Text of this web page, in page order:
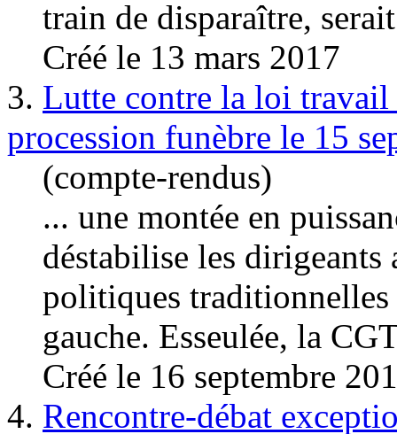
train de disparaître,
Créé le 13 mars 2017
3. Lutte contre la loi
procession funèbre le 15
(compte-rendus)
... une montée en
déstabilise les
politiques traditionnelles
gauche. Esseulée, la
Créé le 16 septembre
4. Rencontre-débat